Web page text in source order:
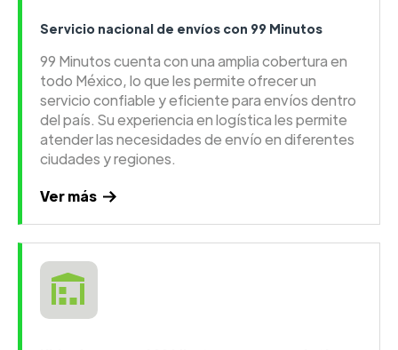
Servicio nacional de envíos con 99 Minutos
99 Minutos cuenta con una amplia cobertura en
todo México, lo que les permite ofrecer un
servicio confiable y eficiente para envíos dentro
del país. Su experiencia en logística les permite
atender las necesidades de envío en diferentes
ciudades y regiones.
Ver más